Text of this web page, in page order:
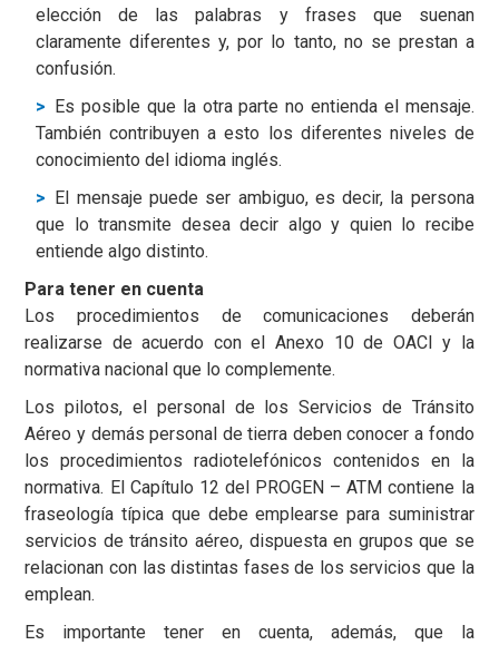
elección de las palabras y frases que suenan
claramente diferentes y, por lo tanto, no se prestan a
confusión.
Es posible que la otra parte no entienda el mensaje.
También contribuyen a esto los diferentes niveles de
conocimiento del idioma inglés.
El mensaje puede ser ambiguo, es decir, la persona
que lo transmite desea decir algo y quien lo recibe
entiende algo distinto.
Para tener en cuenta
Los procedimientos de comunicaciones deberán
realizarse de acuerdo con el Anexo 10 de OACI y la
normativa nacional que lo complemente.
Los pilotos, el personal de los Servicios de Tránsito
Aéreo y demás personal de tierra deben conocer a fondo
los procedimientos radiotelefónicos contenidos en la
normativa. El Capítulo 12 del PROGEN – ATM contiene la
fraseología típica que debe emplearse para suministrar
servicios de tránsito aéreo, dispuesta en grupos que se
relacionan con las distintas fases de los servicios que la
emplean.
Es importante tener en cuenta, además, que la